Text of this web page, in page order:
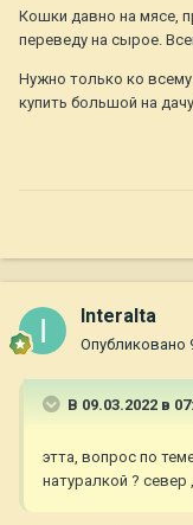
Кошки давно на мясе,
переведу на сырое.
Нужно только ко
купить большой на дачу
Interalta
Опубликовано
В 09.03.2022 в
этта, вопрос по
натуралкой ? север